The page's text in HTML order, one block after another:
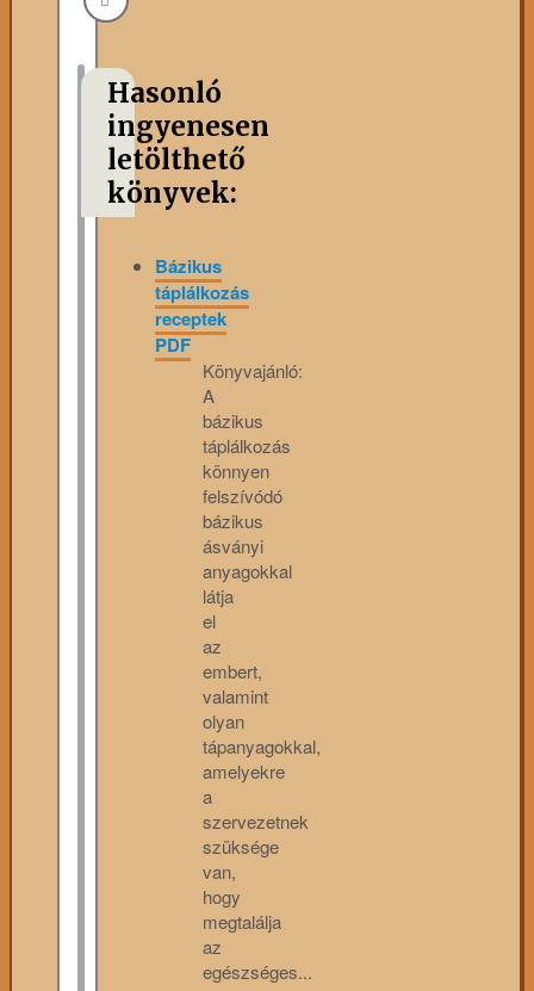
Hasonló
ingyenesen
letölthető
könyvek:
Bázikus
táplálkozás
receptek
PDF
Könyvajánló:
A
bázikus
táplálkozás
könnyen
felszívódó
bázikus
ásványi
anyagokkal
látja
el
az
embert,
valamint
olyan
tápanyagokkal,
amelyekre
a
szervezetnek
szüksége
van,
hogy
megtalálja
az
egészséges...